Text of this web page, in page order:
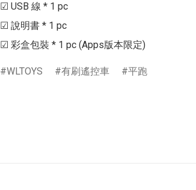
☑ USB 線 * 1 pc
☑ 說明書 * 1 pc
☑ 彩盒包裝 * 1 pc (Apps版本限定)
WLTOYS 有刷遙控車 平跑